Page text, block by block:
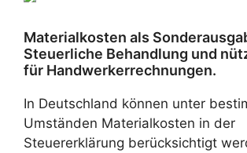
Materialkosten als
Steuerliche Behandlung und
für Handwerkerrechnungen.
In Deutschland können unter
Umständen Materialkosten in der
Steuererklärung berücksichtigt